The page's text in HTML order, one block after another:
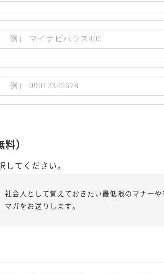
）
してください。
社会人として覚えておきたい最低限のマナー
マガをお送りします。